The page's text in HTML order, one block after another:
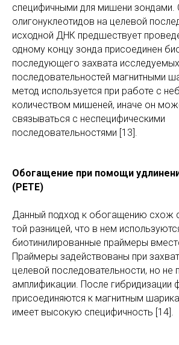
специфичными для мишени зондами.
олигонуклеотидов на целевой
исходной ДНК предшествует
одному концу зонда присоединен
последующего захвата исследуемых
последовательностей магнитными
метод используется при работе с
количеством мишеней, иначе он
связываться с неспецифическими
последовательностями [13].
Обогащение при помощи
(PETE)
Данный подход к обогащению схож
той разницей, что в нем
биотинилированные праймеры
Праймеры задействованы при
целевой последовательности, но не
амплификации. После гибридизации
присоединяются к магнитным
имеет высокую специфичность [14].